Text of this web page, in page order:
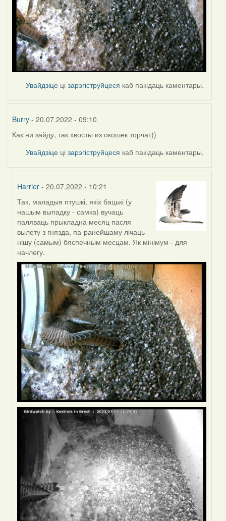
Увайдзіце цізарэгіструйцеся каб пакідаць каментары.
Burry- 20.07.2022 - 09:10
Как ни зайду, так хвосты из окошек торчат))
Увайдзіце цізарэгіструйцеся каб пакідаць каментары.
Harrier - 20.07.2022 - 10:21
In
reply
to
by
Burry
Так, маладыя птушкі, якіх бацькі (у
нашым выпадку - самка) вучаць
паляваць прыкладна месяц пасля
вылету з гнязда, па-ранейшаму лічаць
нішу (самым) бяспечным месцам. Як мінімум - для
начлегу.